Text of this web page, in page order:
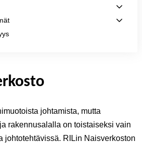
johtamista, mutta
rakennusalalla on toistaiseksi vain
johtotehtävissä. RILin Naisverkoston